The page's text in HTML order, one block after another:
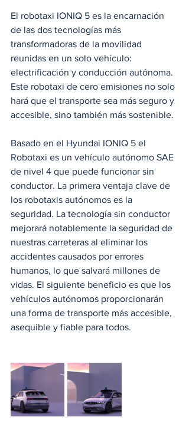
El robotaxi IONIQ 5 es la encarnación
de las dos tecnologías más
transformadoras de la movilidad
reunidas en un solo vehículo:
electrificación y conducción autónoma.
Este robotaxi de cero emisiones no solo
hará que el transporte sea más seguro y
accesible, sino también más sostenible.
Basado en el Hyundai IONIQ 5 el
Robotaxi es un vehículo autónomo SAE
de nivel 4 que puede funcionar sin
conductor. La primera ventaja clave de
los robotaxis autónomos es la
seguridad. La tecnología sin conductor
mejorará notablemente la seguridad de
nuestras carreteras al eliminar los
accidentes causados por errores
humanos, lo que salvará millones de
vidas. El siguiente beneficio es que los
vehículos autónomos proporcionarán
una forma de transporte más accesible,
asequible y fiable para todos.